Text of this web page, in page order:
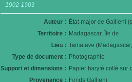
1902-1903
Auteur : État-major de Gallieni
Territoire : Madagascar, Île de
Lieu : Tamatave
Type de document : Photographie
Support et dimensions : Papier baryté collé sur
Provenance : Fonds Gallieni